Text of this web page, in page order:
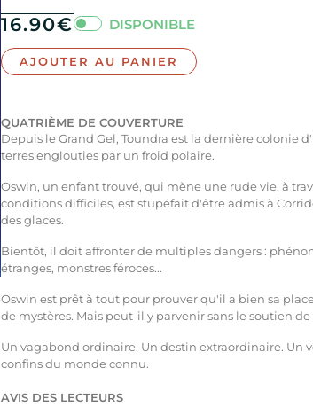
16.90€ DISPONIBLE
AJOUTER AU PANIER
QUATRIÈME DE COUVERTURE
Depuis le Grand Gel, Toundra est la dernière colonie
terres englouties par un froid polaire.
Oswin, un enfant trouvé, qui mène une rude vie, à
conditions difficiles, est stupéfait d'être admis à
des glaces.
Bientôt, il doit affronter de multiples dangers :
étranges, monstres féroces...
Oswin est prêt à tout pour prouver qu'il a bien sa
de mystères. Mais peut-il y parvenir sans le soutien de
Un vagabond ordinaire. Un destin extraordinaire. Un
confins du monde connu.
AVIS DES LECTEURS